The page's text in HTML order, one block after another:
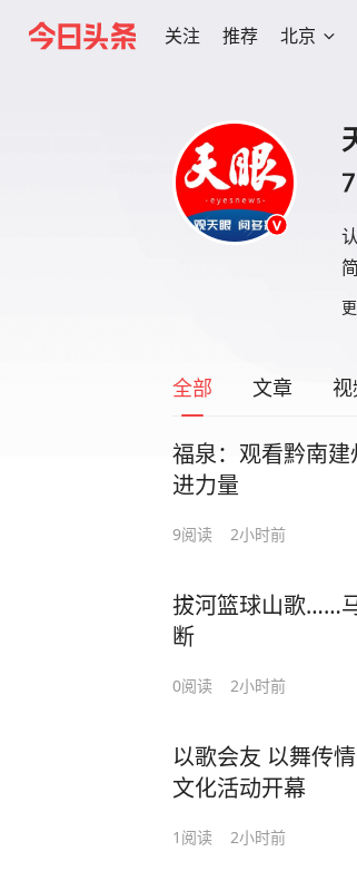
关注 推荐 北京
全部 文章
福泉：观看黔南
进力量
9阅读 2小时前
拔河篮球山歌……
断
0阅读 2小时前
以歌会友 以舞传
文化活动开幕
1 阅读 2小时前